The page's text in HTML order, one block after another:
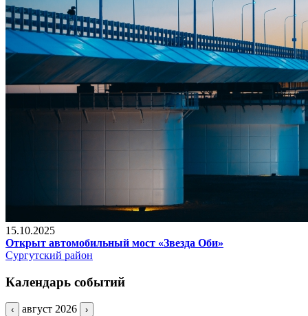
15.10.2025
Открыт автомобильный мост «Звезда Оби»
Сургутский район
Календарь событий
‹ август 2026 ›